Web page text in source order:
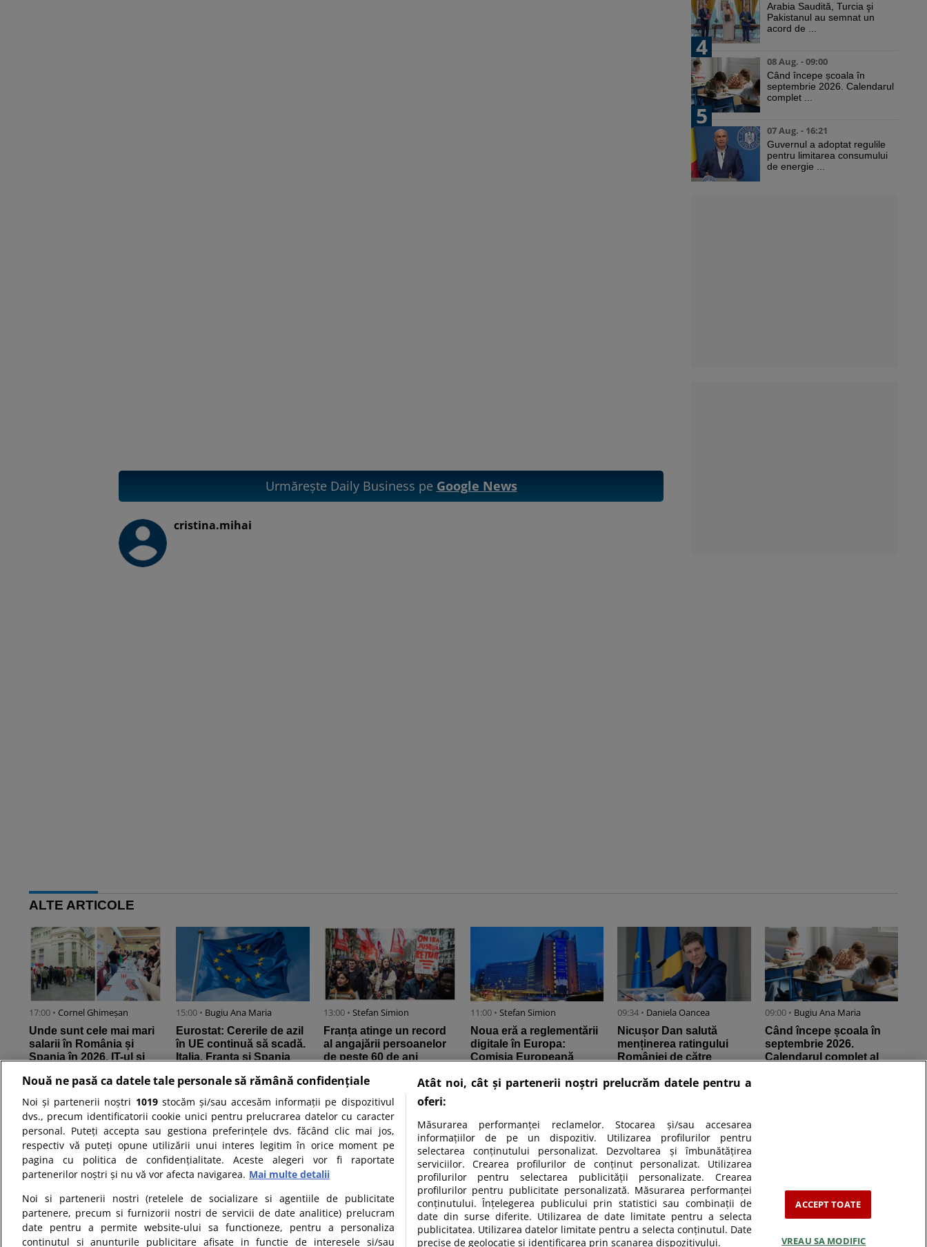
Urmărește Daily Business pe Google News
cristina.mihai
ALTE ARTICOLE
17:00 • Cornel Ghimeșan
Unde sunt cele mai mari
salarii în România și
Spania în 2026. IT-ul și
...
15:00 • Bugiu ⁠Ana Maria
Eurostat: Cererile de azil
în UE continuă să scadă.
Italia, Franța și Spania
13:00 • Stefan Simion
Franța atinge un record
al angajării persoanelor
de peste 60 de ani
11:00 • Stefan Simion
Noua eră a reglementării
digitale în Europa:
Comisia Europeană
privind inteligența ...
09:34 • Daniela Oancea
Nicușor Dan salută
menținerea ratingului
României de către
„mai ...
09:00 • Bugiu ⁠Ana Maria
Când începe școala în
septembrie 2026.
Calendarul complet al
Moody’s Ratings
reconfirmă calificativul
României la Baa3 și
Arabia Saudită, Turcia şi
Pakistanul au semnat un
acord de ...
4
08 Aug. - 09:00
Când începe școala în
septembrie 2026. Calendarul
complet ...
5
07 Aug. - 16:21
Guvernul a adoptat regulile
pentru limitarea consumului
de energie ...
Nouă ne pasă ca datele tale personale să rămână confidențiale
Noi și partenerii noștri 1019stocăm și/sau accesăm informații pe dispozitivul
dvs., precum identificatorii cookie unici pentru prelucrarea datelor cu caracter
personal. Puteți accepta sau gestiona preferințele dvs. făcând clic mai jos,
respectiv vă puteți opune utilizării unui interes legitim în orice moment pe
pagina cu politica de confidențialitate. Aceste alegeri vor fi raportate
partenerilor noștri și nu vă vor afecta navigarea. Mai multe detalii
Noi si partenerii nostri (retelele de socializare si agentiile de publicitate
partenere, precum si furnizorii nostri de servicii de date analitice) prelucram
date pentru a permite website-ului sa functioneze, pentru a personaliza
continutul si anunturile publicitare afisate in functie de interesele si/sau
Atât noi, cât și partenerii noștri prelucrăm datele pentru a
oferi:
Măsurarea performanței reclamelor. Stocarea și/sau accesarea
informațiilor de pe un dispozitiv. Utilizarea profilurilor pentru
selectarea conținutului personalizat. Dezvoltarea și îmbunătățirea
serviciilor. Crearea profilurilor de conținut personalizat. Utilizarea
profilurilor pentru selectarea publicității personalizate. Crearea
profilurilor pentru publicitate personalizată. Măsurarea performanței
conținutului. Înțelegerea publicului prin statistici sau combinații de
date din surse diferite. Utilizarea de date limitate pentru a selecta
publicitatea. Utilizarea datelor limitate pentru a selecta conținutul. Date
precise de geolocație și identificarea prin scanarea dispozitivului.
ACCEPT TOATE
VREAU SA MODIFIC